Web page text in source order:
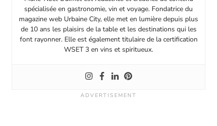
spécialisée en gastronomie, vin et voyage. Fondatrice du
magazine web Urbaine City, elle met en lumière depuis plus
de 10 ans les plaisirs de la table et les destinations qui les
font rayonner. Elle est également titulaire de la certification
WSET 3 en vins et spiritueux.